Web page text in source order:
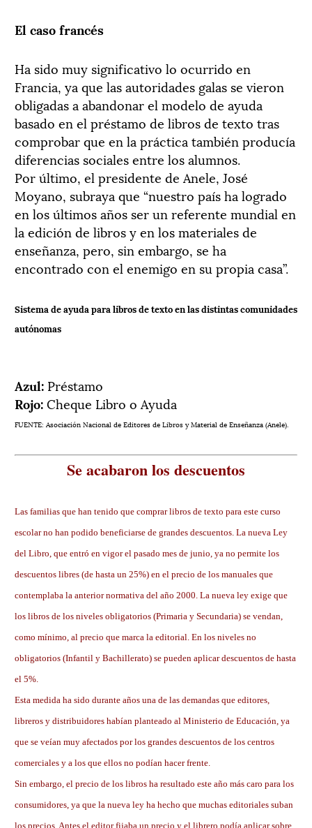
El caso francés
Ha sido muy significativo lo ocurrido en
Francia, ya que las autoridades galas se vieron
obligadas a abandonar el modelo de ayuda
basado en el préstamo de libros de texto tras
comprobar que en la práctica también producía
diferencias sociales entre los alumnos.
Por último, el presidente de Anele, José
Moyano, subraya que “nuestro país ha logrado
en los últimos años ser un referente mundial en
la edición de libros y en los materiales de
enseñanza, pero, sin embargo, se ha
encontrado con el enemigo en su propia casa”.
Sistema de ayuda para libros de texto en las distintas comunidades
autónomas
Azul: Préstamo
Rojo:Cheque Libro o Ayuda
FUENTE: Asociación Nacional de Editores de Libros y Material de Enseñanza (Anele).
Se acabaron los descuentos
Las familias que han tenido que comprar libros de texto para este curso
escolar no han podido beneficiarse de grandes descuentos. La nueva Ley
del Libro, que entró en vigor el pasado mes de junio, ya no permite los
descuentos libres (de hasta un 25%) en el precio de los manuales que
contemplaba la anterior normativa del año 2000. La nueva ley exige que
los libros de los niveles obligatorios (Primaria y Secundaria) se vendan,
como mínimo, al precio que marca la editorial. En los niveles no
obligatorios (Infantil y Bachillerato) se pueden aplicar descuentos de hasta
el 5%.
Esta medida ha sido durante años una de las demandas que editores,
libreros y distribuidores habían planteado al Ministerio de Educación, ya
que se veían muy afectados por los grandes descuentos de los centros
comerciales y a los que ellos no podían hacer frente.
Sin embargo, el precio de los libros ha resultado este año más caro para los
consumidores, ya que la nueva ley ha hecho que muchas editoriales suban
los precios. Antes el editor fijaba un precio y el librero podía aplicar sobre